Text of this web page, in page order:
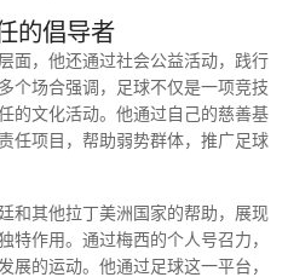
的倡导者
面，他还通过社会公益活动，践行
个场合强调，足球不仅是一项竞技
的文化活动。他通过自己的慈善基
任项目，帮助弱势群体，推广足球
和其他拉丁美洲国家的帮助，展现
特作用。通过梅西的个人号召力，
展的运动。他通过足球这一平台，